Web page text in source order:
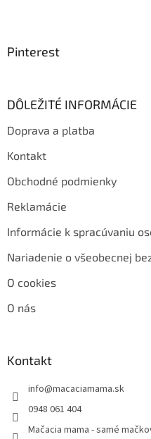
Pinterest
DÔLEŽITÉ INFORMÁCIE
Doprava a platba
Kontakt
Obchodné podmienky
Reklamácie
Informácie k spracúvaniu
Nariadenie o všeobecnej
O cookies
O nás
Kontakt
info@macaciamama.sk
0948 061 404
Mačacia mama - samé